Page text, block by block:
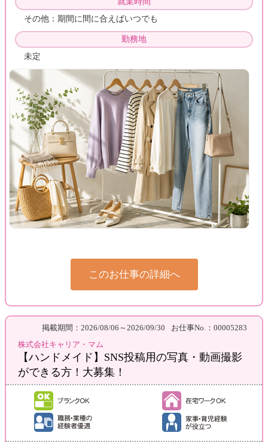
その他：期間に間に合えばいつでも
勤務地
未定
このお仕事の詳細へ
掲載期間：2026/08/06～2026/09/30
お仕事No.：00005283
株式会社キャリア・マム
【ハンドメイド】SNS投稿用の写真・動画撮影
ができる方！大募集！